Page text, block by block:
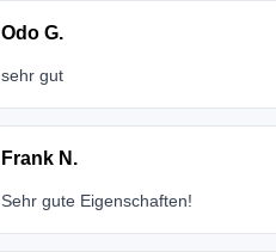
Odo G.
sehr gut
Frank N.
Sehr gute Eigenschaften!